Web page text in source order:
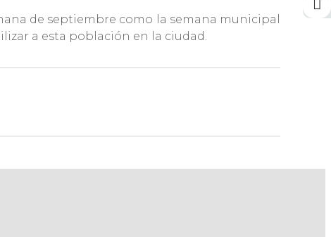
de septiembre como la semana municipal
a esta población en la ciudad.